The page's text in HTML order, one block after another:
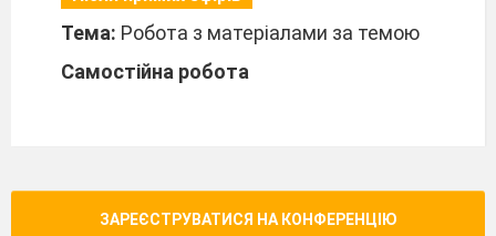
Тема: Робота з матеріалами за темою
Самостійна робота
ЗАРЕЄСТРУВАТИСЯ НА КОНФЕРЕНЦІЮ